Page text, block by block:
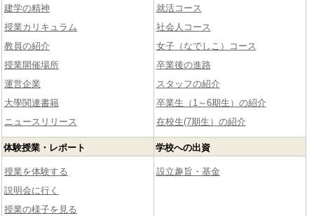
建学の精神
授業カリキュラム
教員の紹介
授業開催場所
運営企業
大學関連書籍
ニュースリリース
就活コース
社会人コース
女子（なでしこ）コース
卒業後の進路
スタッフの紹介
卒業生（1～6期生）の紹介
在校生(7期生）の紹介
体験授業・レポート
授業を体験する
説明会に行く
授業の様子を見る
学校への出資
設立趣旨・基金